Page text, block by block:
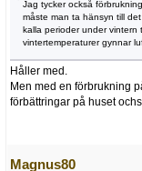
Jag tycker också
måste man ta hänsyn till
kalla perioder under vintern
vintertemperaturer gynnar
Håller med.
Men med en förbrukning
förbättringar på huset
Magnus80